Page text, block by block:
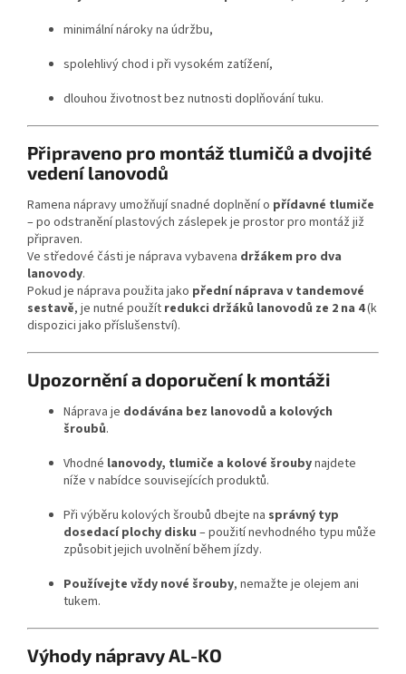
minimální nároky na údržbu,
spolehlivý chod i při vysokém zatížení,
dlouhou životnost bez nutnosti doplňování tuku.
Připraveno pro montáž tlumičů a dvojité
vedení lanovodů
Ramena nápravy umožňují snadné doplnění o přídavné tlumiče
– po odstranění plastových záslepek je prostor pro montáž již
připraven.
Ve středové části je náprava vybavena držákem pro dva
lanovody.
Pokud je náprava použita jako přední náprava v tandemové
sestavě, je nutné použít redukci držáků lanovodů ze 2 na 4(k
dispozici jako příslušenství).
Upozornění a doporučení k montáži
Náprava je dodávána bez lanovodů a kolových
šroubů.
Vhodné lanovody, tlumiče a kolové šroubynajdete
níže v nabídce souvisejících produktů.
Při výběru kolových šroubů dbejte na správný typ
dosedací plochy disku – použití nevhodného typu může
způsobit jejich uvolnění během jízdy.
Používejte vždy nové šrouby, nemažte je olejem ani
tukem.
Výhody nápravy AL-KO